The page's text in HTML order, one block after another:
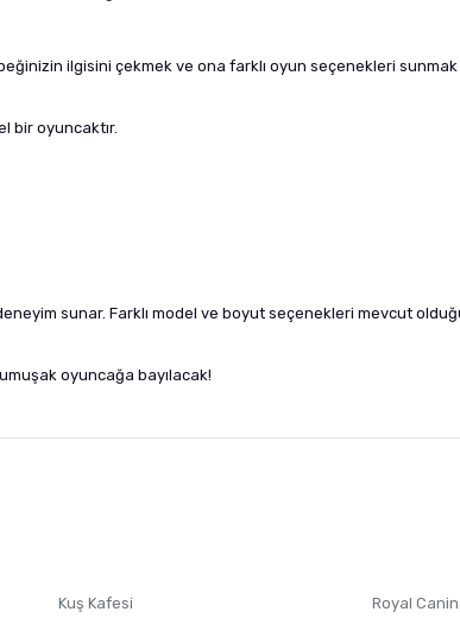
ilgisini çekmek ve ona farklı oyun seçenekleri
bir oyuncaktır.
sunar. Farklı model ve boyut seçenekleri mevcut
oyuncağa bayılacak!
Kuş Kafesi
Royal Canin